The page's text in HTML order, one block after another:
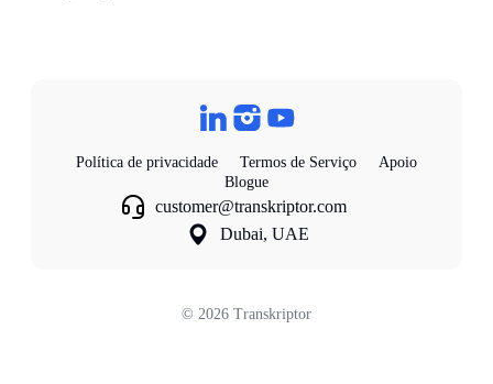
Política de privacidade Termos de Serviço
Apoio
Blogue
customer@transkriptor.com
Dubai, UAE
© 2026 Transkriptor